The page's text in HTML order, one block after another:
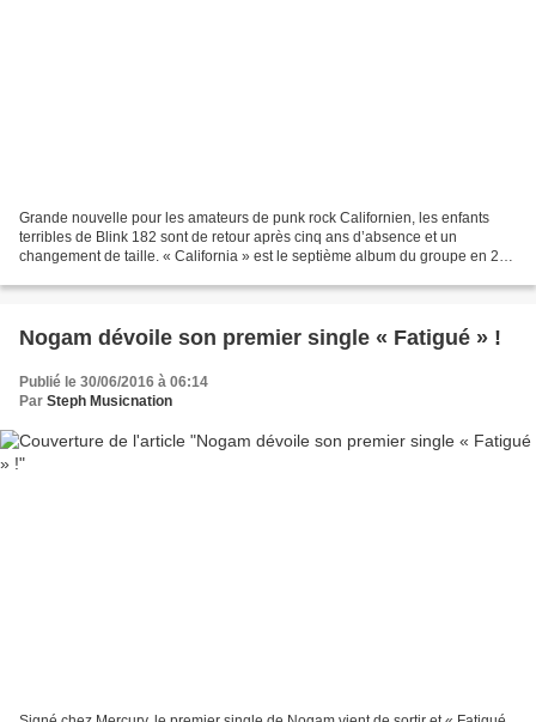
Grande nouvelle pour les amateurs de punk rock Californien, les enfants
terribles de Blink 182 sont de retour après cinq ans d’absence et un
changement de taille. « California » est le septième album du groupe en 21
Nogam dévoile son premier single « Fatigué » !
Publié le 30/06/2016 à 06:14
Par Steph Musicnation